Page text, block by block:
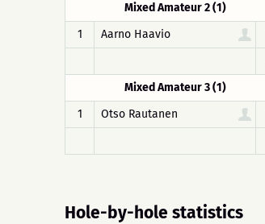
Mixed Amateur 2 (1)
1
Aarno Haavio
Mixed Amateur 3 (1)
1
Otso Rautanen
Hole-by-hole statistics